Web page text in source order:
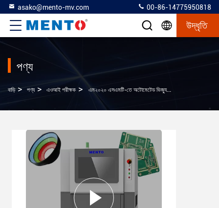
asako@mento-mv.com 00-86-14775950818
উদ্ধৃতি
পণ্য
বাড়ি > পণ্য > এওআই পরীক্ষক > এম২০২০ এসএমটি-তে অটোমেটেড ভিজ্যুয়াল ইন্সপেকশন সরঞ্জাম